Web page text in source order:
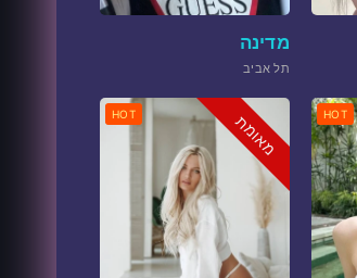
מדינה
תל אביב
HOT מאומת HOT